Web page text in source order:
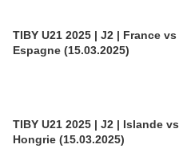
TIBY U21 2025 | J2 | France vs
Espagne (15.03.2025)
TIBY U21 2025 | J2 | Islande vs
Hongrie (15.03.2025)